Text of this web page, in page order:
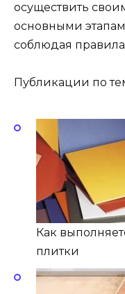
осуществить
основными
соблюдая
Публикации по
Как
плитки